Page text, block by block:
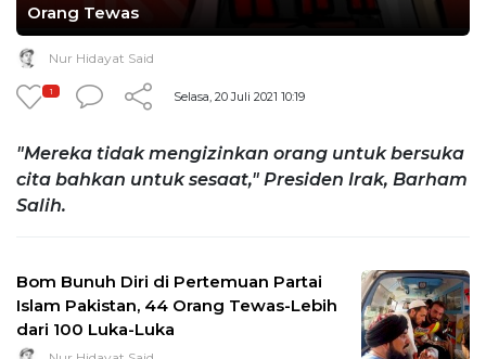
Orang Tewas
Nur Hidayat Said
1 Selasa, 20 Juli 2021 10:19
"Mereka tidak mengizinkan orang untuk bersuka
cita bahkan untuk sesaat," Presiden Irak, Barham
Salih.
Bom Bunuh Diri di Pertemuan Partai
Islam Pakistan, 44 Orang Tewas-Lebih
dari 100 Luka-Luka